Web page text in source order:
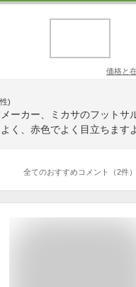
価格と
)
ーカー、ミカサのフットサ
く、赤色でよく目立ちますよ
全てのおすすめコメント（2件）